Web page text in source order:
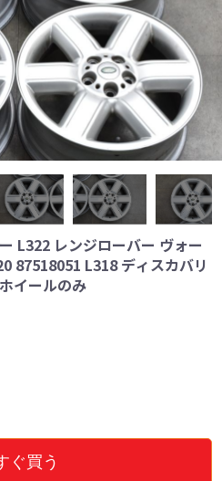
L322 レンジローバー ヴォー
87518051 L318 ディスカバリ
イールのみ
ぐ買う